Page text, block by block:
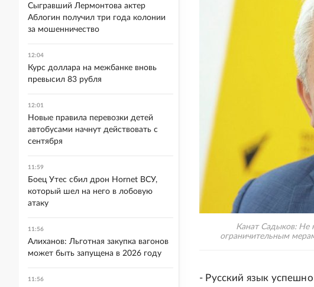
Канат Садыков: Не
ограничительным
- Русский язык
Сыгравший Лермонтова актер
Аблогин получил три года колонии
за мошенничество
12:04
Курс доллара на межбанке вновь
превысил 83 рубля
12:01
Новые правила перевозки детей
автобусами начнут действовать с
сентября
11:59
Боец Утес сбил дрон Hornet ВСУ,
который шел на него в лобовую
атаку
11:56
Алиханов: Льготная закупка вагонов
может быть запущена в 2026 году
11:56